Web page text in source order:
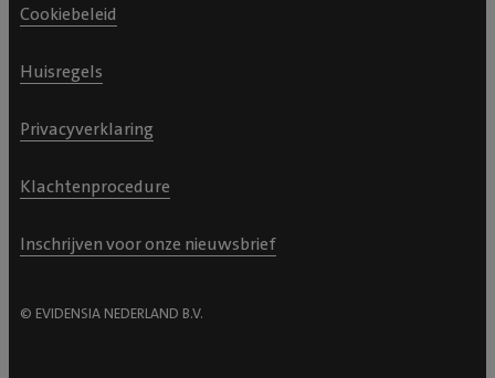
Cookiebeleid
Huisregels
Privacyverklaring
Klachtenprocedure
Inschrijven voor onze nieuwsbrief
© EVIDENSIA NEDERLAND B.V.